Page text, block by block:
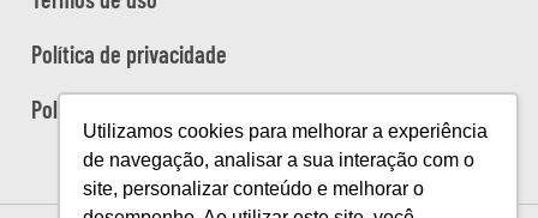
Utilizamos cookies para melhorar a experiência
de navegação, analisar a sua interação com o
site, personalizar conteúdo e melhorar o
Política de privacidade
Política de cookies